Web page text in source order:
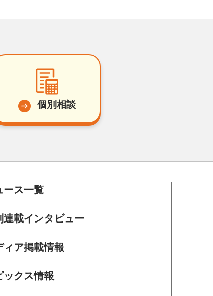
個別相談
ース一覧
連載インタビュー
ィア掲載情報
ックス情報